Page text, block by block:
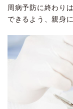
周病予防に終わり
できるよう、親身